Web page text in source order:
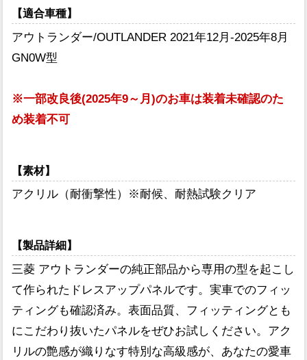
【適合車種】
アウトランダー/OUTLANDER 2021年12月-2025年8月
GN0W型
※一部改良後(2025年9～月)のお車は装着未確認のた
め装着不可
【素材】
アクリル（耐衝撃性）※耐候、耐熱試験クリア
【製品詳細】
三菱 アウトランダーの純正部品から専用の型を起こし
て作られたドレスアップパネルです。実車でのフィッ
ティングも確認済み。表面品質、フィッティングとも
にこだわり抜いたパネルをぜひお試しください。アク
リルの艶感が織りなす特別な高級感が、あなたの愛車